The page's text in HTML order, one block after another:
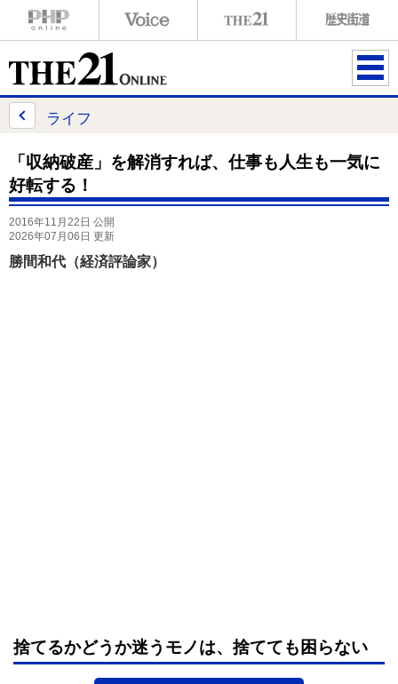
ME
ライフ
「収納破産」を解消すれば、仕事も人生も一気に
好転する！
2016年11月22日 公開
2026年07月06日 更新
勝間和代（経済評論家）
捨てるかどうか迷うモノは、捨てても困らない